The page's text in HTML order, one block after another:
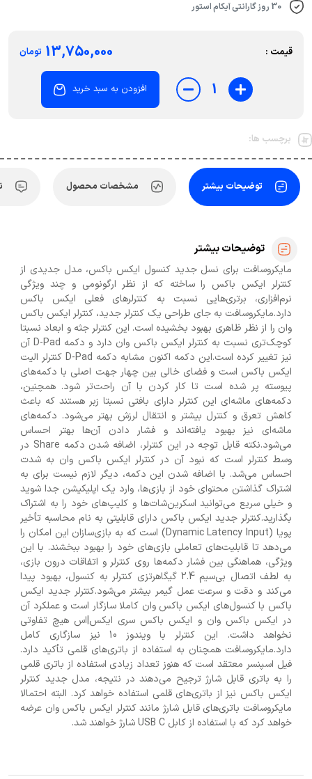
30 روز گارانتی آیکام استور
قیمت : 13,750,000 تومان
1 افزودن به سبد خرید
برچسب ها:
توضیحات بیشتر مشخصات محصول
توضیحات بیشتر
مایکروسافت برای نسل جدید کنسول‌ ایکس باکس، مدل جدیدی از
کنترلر ایکس باکس را ساخته که از نظر ارگونومی و چند ویژگی
نرم‌افزاری، برتری‌هایی نسبت به کنترلرهای فعلی ایکس باکس
دارد.مایکروسافت به جای طراحی یک کنترلر جدید، کنترلر ایکس باکس
وان را از نظر ظاهری بهبود بخشیده است. این کنترلر جثه و ابعاد نسبتا
کوچک‌تری نسبت به کنترلر ایکس باکس وان دارد و دکمه D-Pad آن
نیز تغییر کرده است.این دکمه اکنون مشابه دکمه D-Pad کنترلر الیت
ایکس باکس است و فضای خالی بین چهار جهت اصلی با دکمه‌های
پیوسته پر شده است تا کار کردن با آن راحت‌تر شود. همچنین،
دکمه‌های ماشه‌ای این کنترلر دارای بافتی نسبتا زبر هستند که باعث
کاهش تعرق و کنترل بیشتر و انتقال لرزش بهتر می‌شود. دکمه‌های
ماشه‌ای نیز بهبود یافته‌اند و فشار دادن آن‌ها بهتر احساس
می‌شود.نکته قابل توجه در این کنترلر، اضافه شدن دکمه Share در
وسط کنترلر است که نبود آن در کنترلر ایکس باکس وان به شدت
احساس می‌شد. با اضافه شدن این دکمه، دیگر لازم نیست برای به
اشتراک گذاشتن محتوای خود از بازی‌ها، وارد یک اپلیکیشن جدا شوید
و خیلی سریع می‌توانید اسکرین‌شات‌ها و کلیپ‌های خود را به اشتراک
بگذارید.کنترلر جدید ایکس باکس دارای قابلیتی به نام محاسبه تأخیر
پویا (Dynamic Latency Input) است که به بازی‌سازان این امکان را
می‌دهد تا قابلیت‌های تعاملی بازی‌های خود را بهبود ببخشند. با این
ویژگی، هماهنگی بین فشار دکمه‌ها روی کنترلر و اتفاقات درون بازی،
به لطف اتصال بی‌سیم 2.4 گیگاهرتزی کنترلر به کنسول، بهبود پیدا
می‌کند و دقت و سرعت عمل گیمر بیشتر می‌شود.کنترلر جدید ایکس
باکس با کنسول‌های ایکس باکس وان کاملا سازگار است و عملکرد آن
در ایکس باکس وان و ایکس باکس سری ایکس|اس هیچ تفاوتی
نخواهد داشت. این کنترلر با ویندوز 10 نیز سازگاری کامل
دارد.مایکروسافت همچنان به استفاده از باتری‌های قلمی تأکید دارد.
فیل اسپنسر معتقد است که هنوز تعداد زیادی استفاده از باتری قلمی
را به باتری قابل شارژ ترجیح می‌دهند در نتیجه، مدل جدید کنترلر
ایکس باکس نیز از باتری‌های قلمی استفاده خواهد کرد. البته احتمالا
مایکروسافت باتری‌های قابل شارژ مانند کنترلر ایکس باکس وان عرضه
خواهد کرد که با استفاده از کابل USB C شارژ خواهند شد.